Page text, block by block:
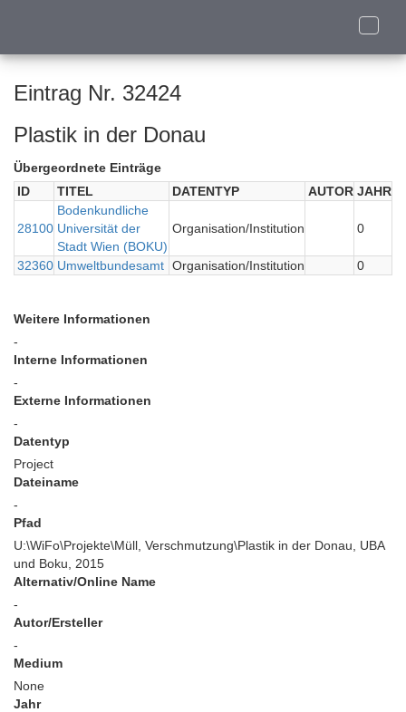
Toggle
Eintrag Nr. 32424
Plastik in der Donau
Übergeordnete Einträge
ID
TITEL DATENTYP AUTOR JAHR
28100
Bodenkundliche
Universität der
Stadt Wien (BOKU)
Organisation/Institution 0
32360 Umweltbundesamt Organisation/Institution 0
Weitere Informationen
-
Interne Informationen
-
Externe Informationen
-
Datentyp
Project
Dateiname
-
Pfad
U:\WiFo\Projekte\Müll, Verschmutzung\Plastik in der Donau, UBA
und Boku, 2015
Alternativ/Online Name
-
Autor/Ersteller
-
Medium
None
Jahr